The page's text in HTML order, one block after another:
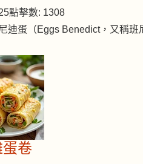
點擊數: 1308
迪蛋（Eggs Benedict，又稱班
卷